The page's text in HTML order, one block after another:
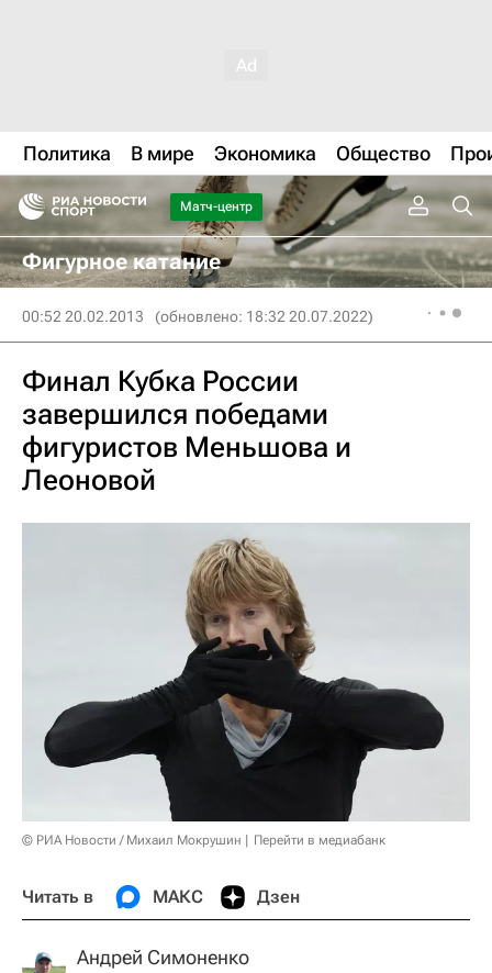
Политика В мире Экономика Общество
Матч-центр
Фигурное катание
00:52 20.02.2013 (обновлено: 18:32 20.07.2022)
Финал Кубка России
завершился победами
фигуристов Меньшова и
Леоновой
© РИА Новости / Михаил Мокрушин Перейти в медиабанк
Читать в МАКС Дзен
Андрей Симоненко